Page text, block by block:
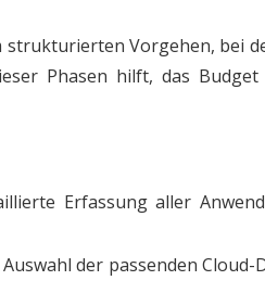
Vorgehen, bei
Phasen hilft, das Budget
Erfassung aller
Auswahl der passenden Cloud-